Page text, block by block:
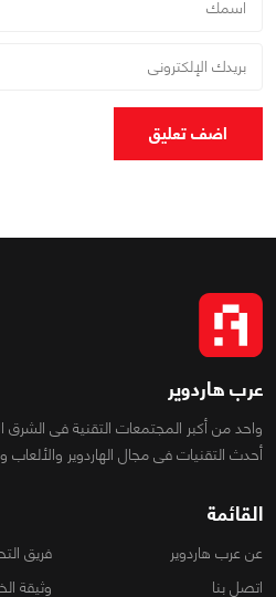
اضف تعليق
عرب هاردوير
واحد من أكبر المجتمعات التقنية فى
أحدث التقنيات فى مجال الهاردوير والألعاب
القائمة
عن عرب هاردوير
فريق
اتصل بنا
وثيقة